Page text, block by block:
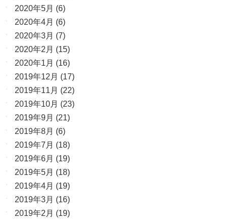
2020年5月 (6)
2020年4月 (6)
2020年3月 (7)
2020年2月 (15)
2020年1月 (16)
2019年12月 (17)
2019年11月 (22)
2019年10月 (23)
2019年9月 (21)
2019年8月 (6)
2019年7月 (18)
2019年6月 (19)
2019年5月 (18)
2019年4月 (19)
2019年3月 (16)
2019年2月 (19)